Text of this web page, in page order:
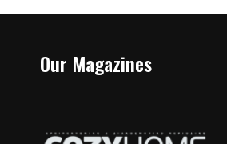
Our Magazines